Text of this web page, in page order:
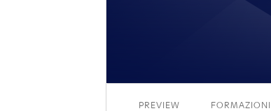
PREVIEW FORMAZIONI